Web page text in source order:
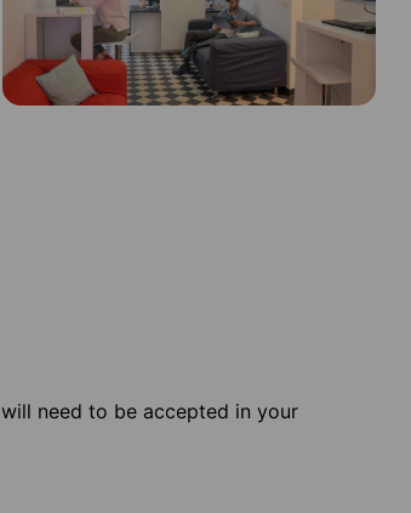
will need to be accepted in your